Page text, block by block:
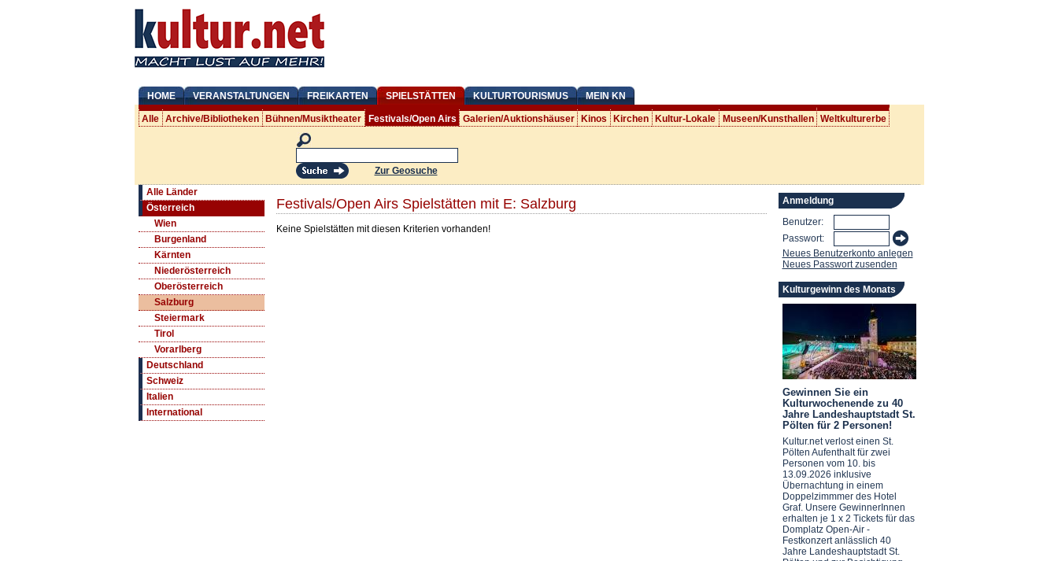
HOME VERANSTALTUNGEN FREIKARTEN SPIELSTÄTTEN KULTURTOURISMUS MEIN KN
Alle Archive/Bibliotheken Bühnen/Musiktheater Festivals/Open Airs Galerien/Auktionshäuser Kinos Kirchen Kultur-Lokale Museen/Kunsthallen Weltkulturerbe
Zur Geosuche
Alle Länder
Österreich
Wien
Burgenland
Kärnten
Niederösterreich
Oberösterreich
Salzburg
Steiermark
Tirol
Vorarlberg
Deutschland
Schweiz
Italien
International
Festivals/Open Airs Spielstätten mit E: Salzburg
Keine Spielstätten mit diesen Kriterien vorhanden!
Anmeldung
Benutzer:
Passwort:
Neues Benutzerkonto anlegen
Neues Passwort zusenden
Kulturgewinn des Monats
Gewinnen Sie ein
Kulturwochenende zu 40
Jahre Landeshauptstadt St.
Pölten für 2 Personen!
Kultur.net verlost einen St.
Pölten Aufenthalt für zwei
Personen vom 10. bis
13.09.2026 inklusive
Übernachtung in einem
Doppelzimmmer des Hotel
Graf. Unsere GewinnerInnen
erhalten je 1 x 2 Tickets für das
Domplatz Open-Air -
Festkonzert anlässlich 40
Jahre Landeshauptstadt St.